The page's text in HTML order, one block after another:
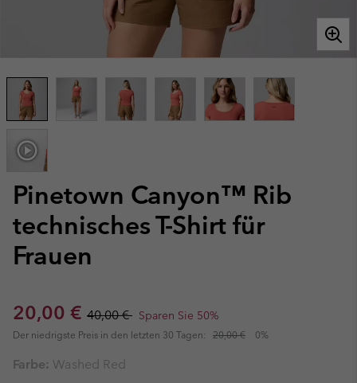
Pinetown Canyon™ Rib
technisches T-Shirt für
Frauen
Sale price:
20,00 € Regular price:
40,00 € Sparen Sie 50%
Der niedrigste Preis in den letzten 30 Tagen: 20,00 € 0%
Farbe: Washed Red